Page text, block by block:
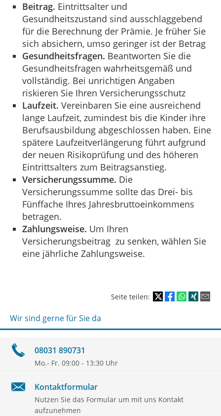
Beitrag. Eintrittsalter und
Gesundheitszustand sind ausschlaggebend
für die Berechnung der Prämie. Je früher Sie
sich absichern, umso geringer ist der Betrag
Gesundheitsfragen. Beantworten Sie die
Gesundheitsfragen wahrheitsgemäß und
vollständig. Bei unrichtigen Angaben
riskieren Sie Ihren Versicherungsschutz
Laufzeit. Vereinbaren Sie eine ausreichend
lange Laufzeit, zumindest bis die Kinder ihre
Berufsausbildung abgeschlossen haben. Eine
spätere Laufzeitverlängerung führt aufgrund
der neuen Risikoprüfung und des höheren
Eintrittsalters zum Beitragsanstieg.
Versicherungssumme. Die
Versicherungssumme sollte das Drei- bis
Fünffache Ihres Jahresbruttoeinkommens
betragen.
Zahlungsweise. Um Ihren
Versicherungsbeitrag zu senken, wählen Sie
eine jährliche Zahlungsweise.
Seite teilen:
Wir sind gerne für Sie da
08031 890731
Mo.- Fr. 09:00 - 13:30 Uhr
Kontaktformular
Nutzen Sie das Formular um mit uns Kontakt
aufzunehmen